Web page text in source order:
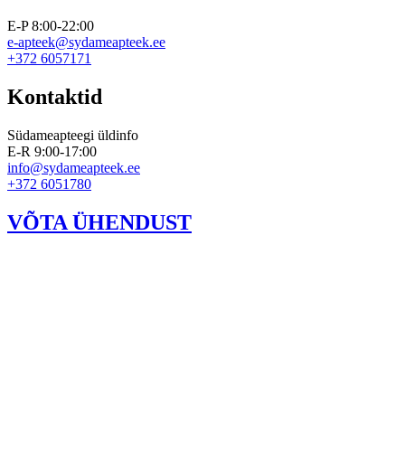
E-P 8:00-22:00
e-apteek@sydameapteek.ee
+372 6057171
Kontaktid
Südameapteegi üldinfo
E-R 9:00-17:00
info@sydameapteek.ee
+372 6051780
VÕTA ÜHENDUST